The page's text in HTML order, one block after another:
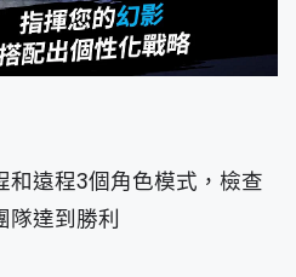
和遠程3個角色模式，檢查
隊達到勝利